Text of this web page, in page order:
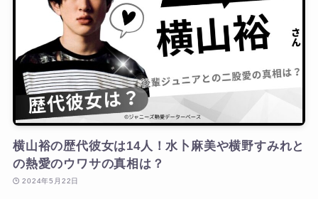
横山裕の歴代彼女は14人！水卜麻美や横野すみれと
の熱愛のウワサの真相は？
2024年5月22日